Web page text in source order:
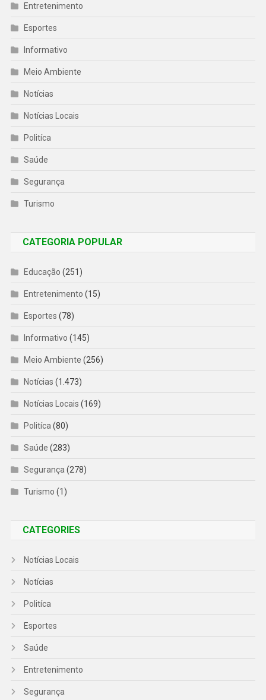
Entretenimento
Esportes
Informativo
Meio Ambiente
Notícias
Notícias Locais
Politíca
Saúde
Segurança
Turismo
CATEGORIA POPULAR
Educação (251)
Entretenimento (15)
Esportes (78)
Informativo (145)
Meio Ambiente (256)
Notícias (1.473)
Notícias Locais (169)
Politíca (80)
Saúde (283)
Segurança (278)
Turismo (1)
CATEGORIES
Notícias Locais
Notícias
Politíca
Esportes
Saúde
Entretenimento
Segurança